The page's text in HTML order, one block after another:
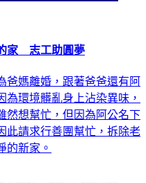
家 志工助圓夢
爸媽離婚，跟著爸爸還有阿
環境髒亂身上沾染異味，
然想幫忙，但因為阿公名下
此請求行善團幫忙，拆除老
的新家。